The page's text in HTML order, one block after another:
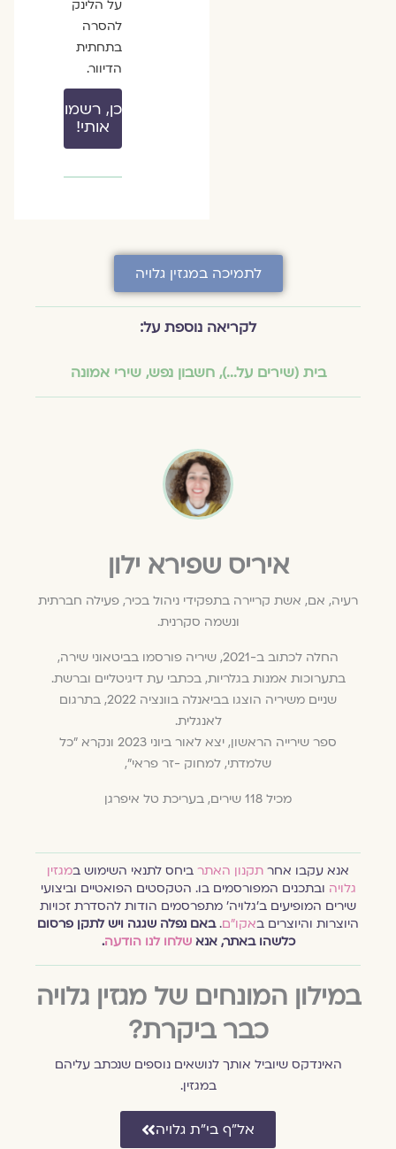
על הלינק
להסרה
בתחתית
הדיוור.
כן, רשמו
אותי!
לתמיכה במגזין גלויה
לקריאה נוספת על:
בית (שירים על...),חשבון נפש,שירי אמונה
איריס שפירא ילון
רעיה, אם, אשת קריירה בתפקידי ניהול בכיר, פעילה חברתית
ונשמה סקרנית.
החלה לכתוב ב-2021, שיריה פורסמו בביטאוני שירה,
בתערוכות אמנות בגלריות, בכתבי עת דיגיטליים וברשת.
שניים משיריה הוצגו בביאנלה בוונציה 2022, בתרגום
לאנגלית.
ספר שירייה הראשון, יצא לאור ביוני 2023 ונקרא "כל
שלמדתי, למחוק -זר פראי",
מכיל 118 שירים, בעריכת טל איפרגן
אנא עקבו אחר תקנון האתר ביחס לתנאי השימוש במגזין
גלויה ובתכנים המפורסמים בו. הטקסטים הפואטיים וביצועי
שירים המופיעים ב׳גלויה׳ מתפרסמים הודות להסדרת זכויות
היוצרות והיוצרים באקו״ם.באם נפלה שגגה ויש לתקן פרסום
כלשהו באתר, אנאשלחו לנו הודעה.
במילון המונחים של מגזין גלויה
כבר ביקרת?
האינדקס שיוביל אותך לנושאים נוספים שנכתב עליהם
במגזין.
אל״ף בי״ת גלויה